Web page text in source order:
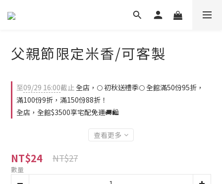
父親節限定米香/可客製
至09/29 16:00截止全店，🌕 初秋送禮季🌕 全館滿50份95折，
滿100份9折，滿150份88折！
全店，全館$3500享宅配免運🚚🛍️
查看更多
NT$24 NT$27
數量